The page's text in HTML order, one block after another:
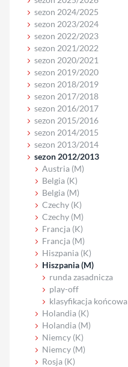
sezon 2024/2025
sezon 2023/2024
sezon 2022/2023
sezon 2021/2022
sezon 2020/2021
sezon 2019/2020
sezon 2018/2019
sezon 2017/2018
sezon 2016/2017
sezon 2015/2016
sezon 2014/2015
sezon 2013/2014
sezon 2012/2013
Austria (M)
Belgia (K)
Belgia (M)
Czechy (K)
Czechy (M)
Francja (K)
Francja (M)
Hiszpania (K)
Hiszpania (M)
runda zasadnicza
play-off
klasyfikacja końcowa
Holandia (K)
Holandia (M)
Niemcy (K)
Niemcy (M)
Rosja (K)